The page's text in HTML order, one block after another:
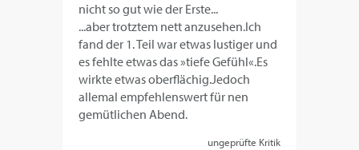
nicht so gut wie der Erste...
...aber trotztem nett anzusehen.Ich
fand der 1. Teil war etwas lustiger und
es fehlte etwas das »tiefe Gefühl«.Es
wirkte etwas oberflächig.Jedoch
allemal empfehlenswert für nen
gemütlichen Abend.
ungeprüfte Kritik